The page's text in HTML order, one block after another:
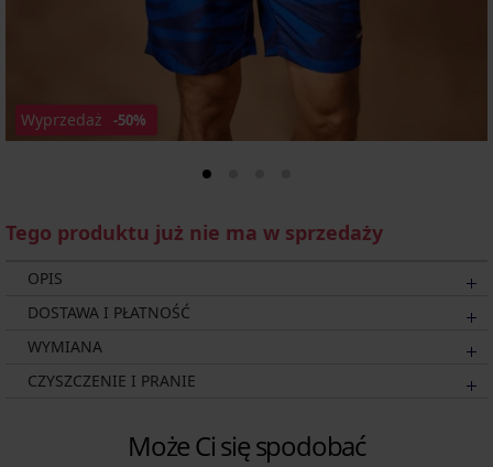
Wyprzedaż -50%
Tego produktu już nie ma w sprzedaży
OPIS
DOSTAWA I PŁATNOŚĆ
WYMIANA
CZYSZCZENIE I PRANIE
Może Ci się spodobać